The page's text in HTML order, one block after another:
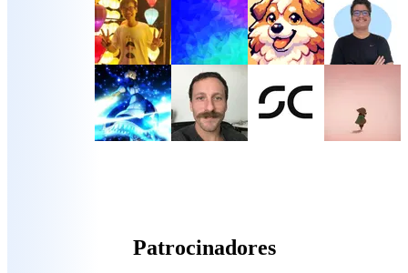
Patrocinadores